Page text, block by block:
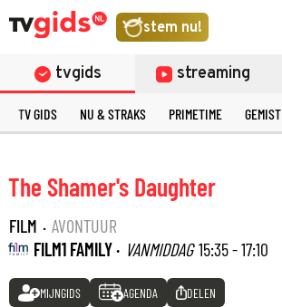
stem nu!
tvgids streaming
TV GIDS NU & STRAKS PRIMETIME GEMIST
The Shamer's Daughter
FILM · AVONTUUR
FILM1 FAMILY · VANMIDDAG 15:35 - 17:10
MIJNGIDS AGENDA DELEN